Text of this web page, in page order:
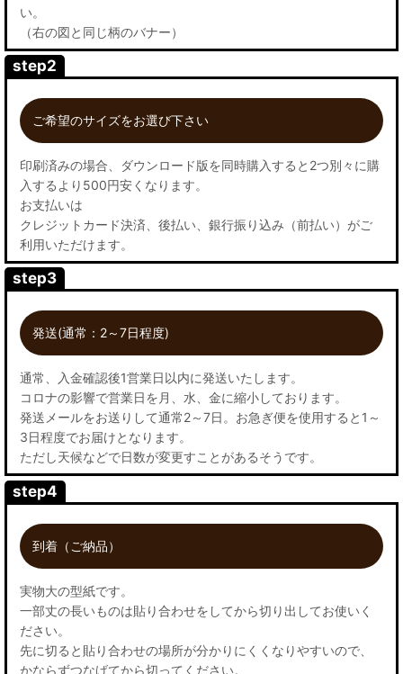
い。
（右の図と同じ柄のバナー）
step2
ご希望のサイズをお選び下さい
印刷済みの場合、ダウンロード版を同時購入すると2つ別々に購
入するより500円安くなります。
お支払いは
クレジットカード決済、後払い、銀行振り込み（前払い）がご
利用いただけます。
step3
発送(通常：2～7日程度)
通常、入金確認後1営業日以内に発送いたします。
コロナの影響で営業日を月、水、金に縮小しております。
発送メールをお送りして通常2～7日。お急ぎ便を使用すると1～
3日程度でお届けとなります。
ただし天候などで日数が変更すことがあるそうです。
step4
到着（ご納品）
実物大の型紙です。
一部丈の長いものは貼り合わせをしてから切り出してお使いく
ださい。
先に切ると貼り合わせの場所が分かりにくくなりやすいので、
かならずつなげてから切ってください。